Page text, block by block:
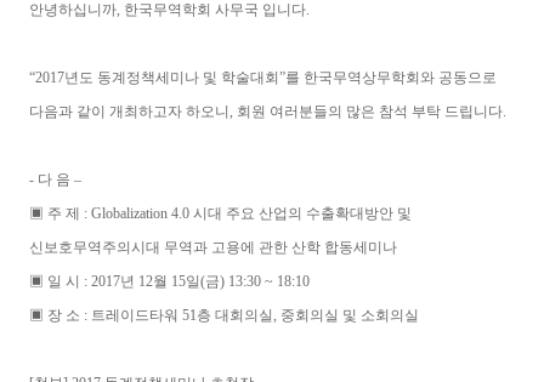
안녕하십니까, 한국무역학회 사무국 입니다.
“2017년도 동계정책세미나 및 학술대회”를 한국무역상무학회와 공동으로
다음과 같이 개최하고자 하오니, 회원 여러분들의 많은 참석 부탁 드립니다.
- 다 음 –
▣ 주 제 : Globalization 4.0 시대 주요 산업의 수출확대방안 및
신보호무역주의시대 무역과 고용에 관한 산학 합동세미나
▣ 일 시 : 2017년 12월 15일(금) 13:30 ~ 18:10
▣ 장 소 : 트레이드타워 51층 대회의실, 중회의실 및 소회의실